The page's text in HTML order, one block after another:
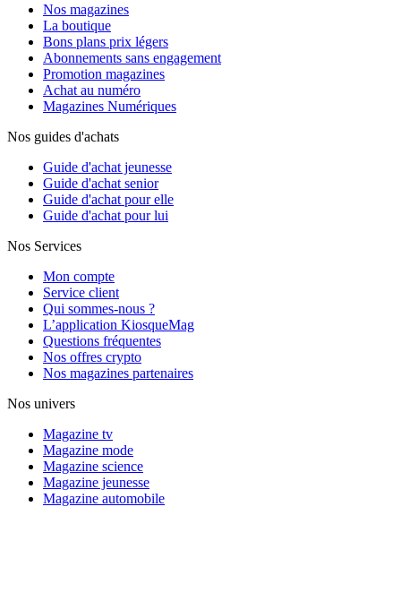
Nos magazines
La boutique
Bons plans prix légers
Abonnements sans engagement
Promotion magazines
Achat au numéro
Magazines Numériques
Nos guides d'achats
Guide d'achat jeunesse
Guide d'achat senior
Guide d'achat pour elle
Guide d'achat pour lui
Nos Services
Mon compte
Service client
Qui sommes-nous ?
L’application KiosqueMag
Questions fréquentes
Nos offres crypto
Nos magazines partenaires
Nos univers
Magazine tv
Magazine mode
Magazine science
Magazine jeunesse
Magazine automobile